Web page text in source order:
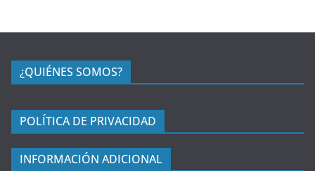
¿QUIÉNES SOMOS?
POLÍTICA DE PRIVACIDAD
INFORMACIÓN ADICIONAL